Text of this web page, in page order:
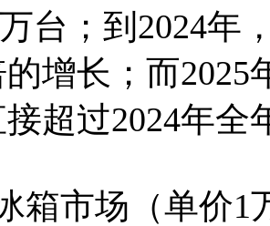
台；到2024年
增长；而2025
超过2024年
箱市场（单价1